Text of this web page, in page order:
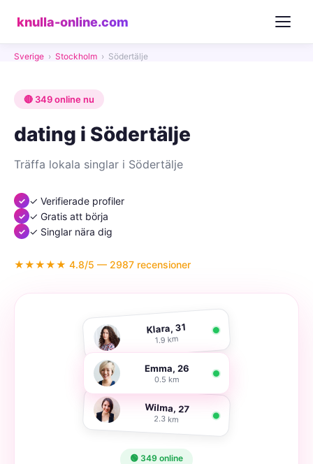
knulla-online.com
Sverige › Stockholm › Södertälje
🔴 349 online nu
dating i Södertälje
Träffa lokala singlar i Södertälje
✓ Verifierade profiler
✓ Gratis att börja
✓ Singlar nära dig
★★★★★ 4.8/5 — 2987 recensioner
Klara, 31
1.9 km
Emma, 26
0.5 km
Wilma, 27
2.3 km
🟢 349 online